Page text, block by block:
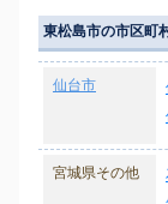
東松島市の市区町
仙台市
宮城県その他